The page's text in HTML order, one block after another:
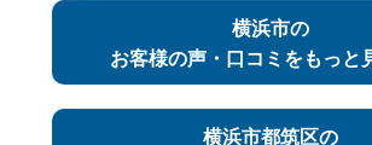
新着情報
横浜市の
お客様の声・口コミをもっと
横浜市都筑区の